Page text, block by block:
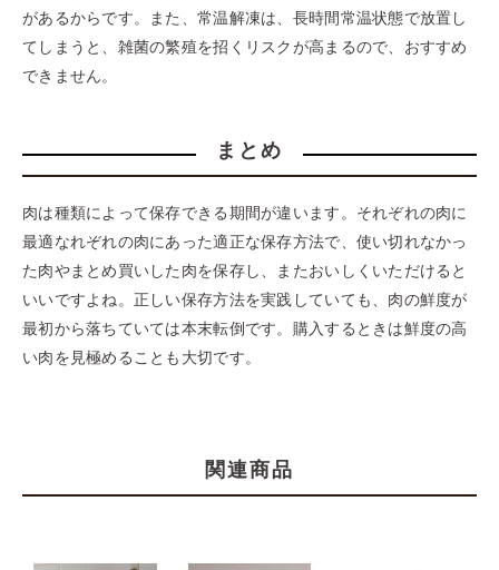
があるからです。また、常温解凍は、長時間常温状態で放置し
てしまうと、雑菌の繁殖を招くリスクが高まるので、おすすめ
できません。
まとめ
肉は種類によって保存できる期間が違います。それぞれの肉に
最適なれぞれの肉にあった適正な保存方法で、使い切れなかっ
た肉やまとめ買いした肉を保存し、またおいしくいただけると
いいですよね。正しい保存方法を実践していても、肉の鮮度が
最初から落ちていては本末転倒です。購入するときは鮮度の高
い肉を見極めることも大切です。
関連商品